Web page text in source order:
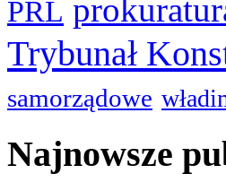
PRL
Trybunał
samorządowe
Najnowsze